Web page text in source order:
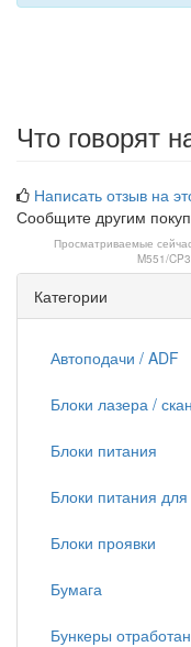
Что говорят
Написать отзыв на
Сообщите другим
Просматриваемые
M551/
Категории
Автоподачи / ADF
Блоки лазера /
Блоки питания
Блоки питания
Блоки проявки
Бумага
Бункеры